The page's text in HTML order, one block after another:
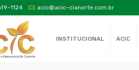
1124 acic@acic-cianorte.com.br
INSTITUCIONAL ACIC